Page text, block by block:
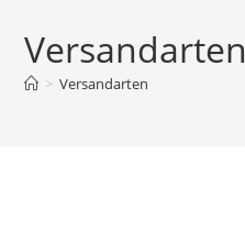
Versandarten
> Versandarten